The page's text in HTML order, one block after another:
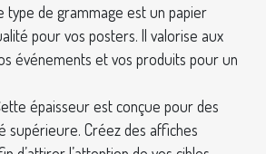
type de grammage est un papier
pour vos posters. Il valorise aux
événements et vos produits pour un
épaisseur est conçue pour des
supérieure. Créez des affiches